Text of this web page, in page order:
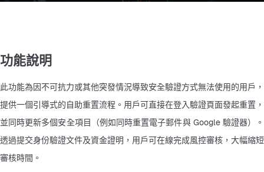
功能說明
此功能為因不可抗力或其他突發情況導致安全驗證方式無法使用的用戶，
提供一個引導式的自助重置流程。用戶可直接在登入驗證頁面發起重置，
並同時更新多個安全項目（例如同時重置電子郵件與 Google 驗證器）。
透過提交身份驗證文件及資金證明，用戶可在線完成風控審核，大幅縮短
審核時間。